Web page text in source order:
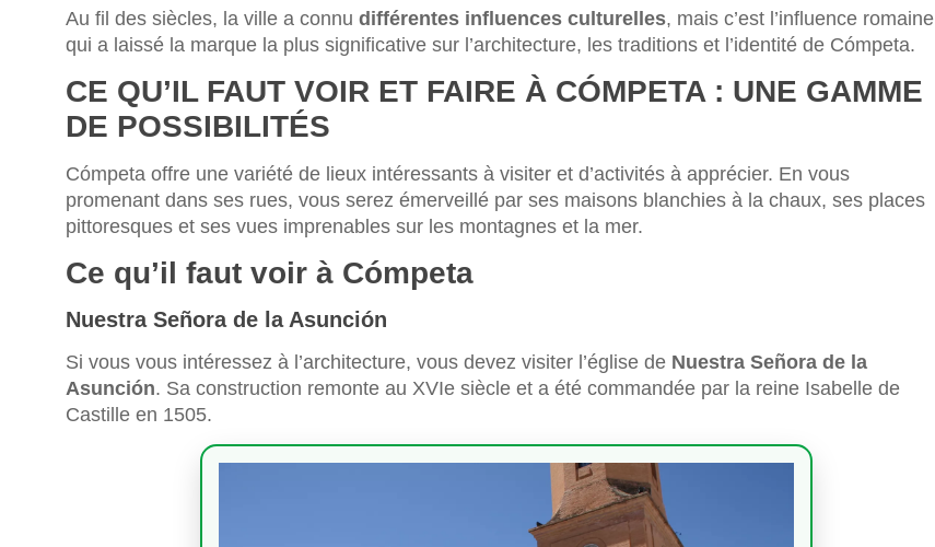
Au fil des siècles, la ville a connu différentes influences culturelles, mais c’est l’influence romaine
qui a laissé la marque la plus significative sur l’architecture, les traditions et l’identité de Cómpeta.
CE QU’IL FAUT VOIR ET FAIRE À CÓMPETA : UNE GAMME
DE POSSIBILITÉS
Cómpeta offre une variété de lieux intéressants à visiter et d’activités à apprécier. En vous
promenant dans ses rues, vous serez émerveillé par ses maisons blanchies à la chaux, ses places
pittoresques et ses vues imprenables sur les montagnes et la mer.
Ce qu’il faut voir à Cómpeta
Nuestra Señora de la Asunción
Si vous vous intéressez à l’architecture, vous devez visiter l’église de Nuestra Señora de la
Asunción. Sa construction remonte au XVIe siècle et a été commandée par la reine Isabelle de
Castille en 1505.